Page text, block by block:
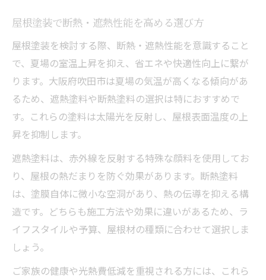
屋根塗装で断熱・遮熱性能を高める選び方
屋根塗装を検討する際、断熱・遮熱性能を意識すること
で、夏場の室温上昇を抑え、省エネや快適性向上に繋が
ります。大阪府吹田市は夏場の気温が高くなる傾向があ
るため、遮熱塗料や断熱塗料の選択は特におすすめで
す。これらの塗料は太陽光を反射し、屋根表面温度の上
昇を抑制します。
遮熱塗料は、赤外線を反射する特殊な顔料を使用してお
り、屋根の熱だまりを防ぐ効果があります。断熱塗料
は、塗膜自体に微小な空洞があり、熱の伝導を抑える構
造です。どちらも施工方法や効果に違いがあるため、ラ
イフスタイルや予算、屋根材の種類に合わせて選択しま
しょう。
ご家族の健康や光熱費低減を重視される方には、これら